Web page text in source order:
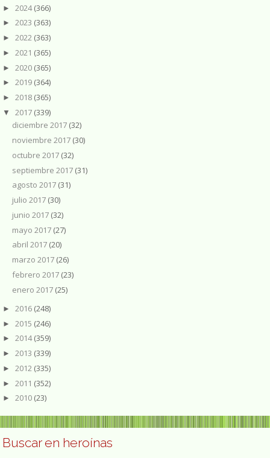
► 2024(366)
► 2023 (363)
► 2022 (363)
► 2021 (365)
► 2020 (365)
► 2019 (364)
► 2018 (365)
▼ 2017 (339)
diciembre 2017 (32)
noviembre 2017 (30)
octubre 2017 (32)
septiembre 2017 (31)
agosto 2017 (31)
julio 2017 (30)
junio 2017 (32)
mayo 2017 (27)
abril 2017 (20)
marzo 2017 (26)
febrero 2017 (23)
enero 2017 (25)
► 2016 (248)
► 2015 (246)
► 2014(359)
► 2013 (339)
► 2012 (335)
► 2011 (352)
► 2010 (23)
Buscar en heroínas